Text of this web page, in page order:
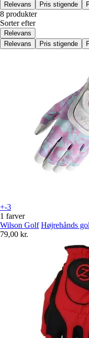
Relevans
Pris stigende
8 produkter
Sorter efter
Relevans
Relevans
Pris stigende
+-3
1 farver
Wilson Golf Højrehånds
79,00 kr.